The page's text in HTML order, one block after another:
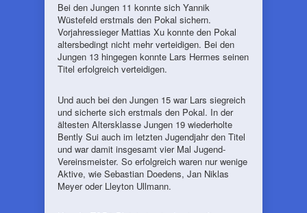
Bei den Jungen 11 konnte sich Yannik
Wüstefeld erstmals den Pokal sichern.
Vorjahressieger Mattias Xu konnte den Pokal
altersbedingt nicht mehr verteidigen. Bei den
Jungen 13 hingegen konnte Lars Hermes seinen
Titel erfolgreich verteidigen.
Und auch bei den Jungen 15 war Lars siegreich
und sicherte sich erstmals den Pokal. In der
ältesten Altersklasse Jungen 19 wiederholte
Bently Sui auch im letzten Jugendjahr den Titel
und war damit insgesamt vier Mal Jugend-
Vereinsmeister. So erfolgreich waren nur wenige
Aktive, wie Sebastian Doedens, Jan Niklas
Meyer oder Lleyton Ullmann.